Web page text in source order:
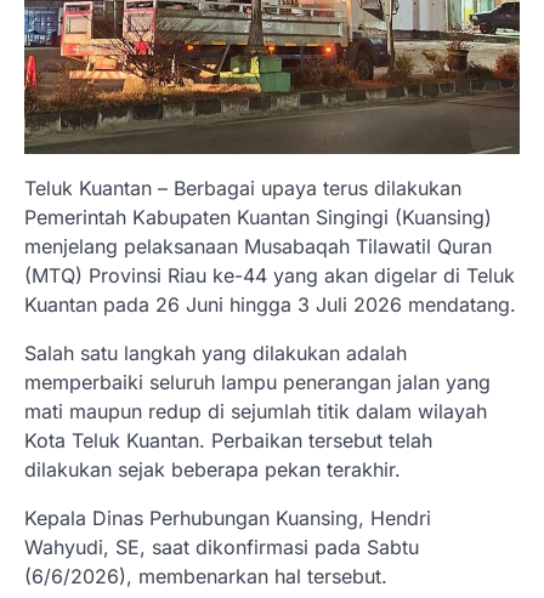
Teluk Kuantan – Berbagai upaya terus dilakukan
Pemerintah Kabupaten Kuantan Singingi (Kuansing)
menjelang pelaksanaan Musabaqah Tilawatil Quran
(MTQ) Provinsi Riau ke-44 yang akan digelar di Teluk
Kuantan pada 26 Juni hingga 3 Juli 2026 mendatang.
Salah satu langkah yang dilakukan adalah
memperbaiki seluruh lampu penerangan jalan yang
mati maupun redup di sejumlah titik dalam wilayah
Kota Teluk Kuantan. Perbaikan tersebut telah
dilakukan sejak beberapa pekan terakhir.
Kepala Dinas Perhubungan Kuansing, Hendri
Wahyudi, SE, saat dikonfirmasi pada Sabtu
(6/6/2026), membenarkan hal tersebut.